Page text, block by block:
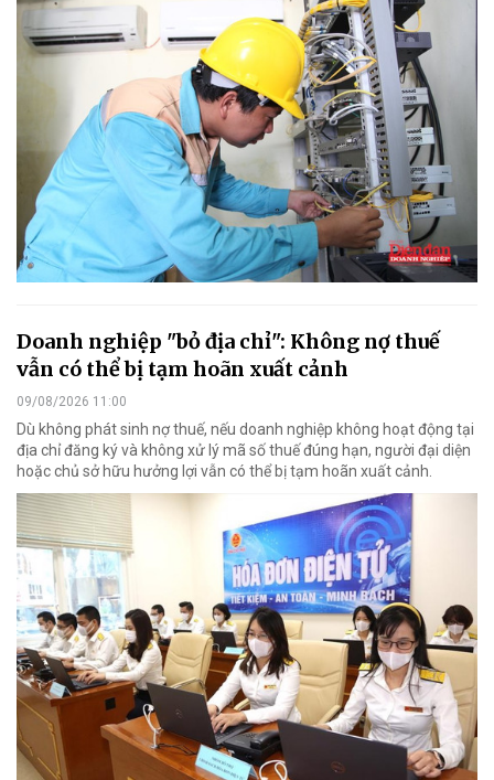
Doanh nghiệp "bỏ địa chỉ": Không nợ thuế
vẫn có thể bị tạm hoãn xuất cảnh
09/08/2026 11:00
Dù không phát sinh nợ thuế, nếu doanh nghiệp không hoạt động tại
địa chỉ đăng ký và không xử lý mã số thuế đúng hạn, người đại diện
hoặc chủ sở hữu hưởng lợi vẫn có thể bị tạm hoãn xuất cảnh.